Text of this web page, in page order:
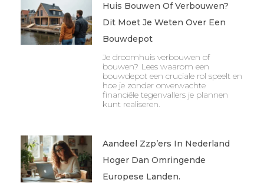
Huis Bouwen Of Verbouwen?
Dit Moet Je Weten Over Een
Bouwdepot
Je droomhuis verbouwen of
bouwen? Lees waarom een
bouwdepot een cruciale rol speelt en
hoe je zonder onverwachte
financiële tegenvallers je plannen
kunt realiseren.
Aandeel Zzp’ers In Nederland
Hoger Dan Omringende
Europese Landen.